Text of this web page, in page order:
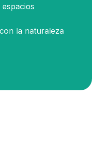
la naturaleza